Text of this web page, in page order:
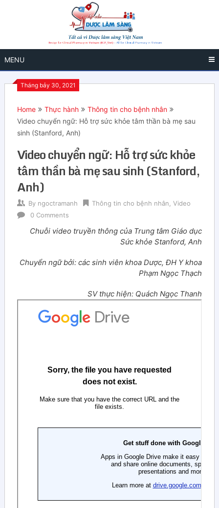
MENU
Tháng bảy 30, 2021
Home Thực hành
Thông tin cho bệnh nhân
Video chuyển ngữ: Hỗ trợ sức khỏe tâm thần bà mẹ sau
sinh (Stanford, Anh)
Video chuyển ngữ: Hỗ trợ sức khỏe
tâm thần bà mẹ sau sinh (Stanford,
Anh)
By ngoctramanh Thông tin cho bệnh nhân Video
0 Comments
Chuỗi video truyền thông của Trung tâm Giáo dục
Sức khỏe Stanford, Anh
Chuyển ngữ bởi: các sinh viên khoa Dược, ĐH Y khoa
Phạm Ngọc Thạch
SV thực hiện: Quách Ngọc Thanh